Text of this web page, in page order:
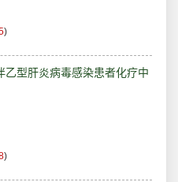
)
乙型肝炎病毒感染患者化疗中
)